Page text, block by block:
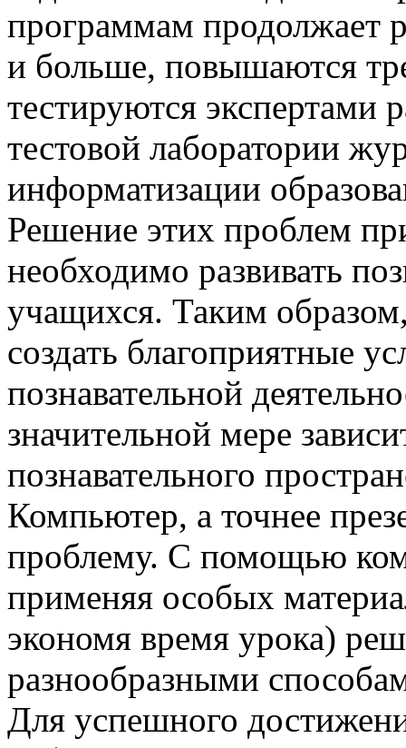
программам продолжает
и больше, повышаются
тестируются экспертами
тестовой лаборатории
информатизации
Решение этих проблем
необходимо развивать
учащихся. Таким
создать благоприятные
познавательной
значительной мере
познавательного
Компьютер, а точнее
проблему. С помощью
применяя особых
экономя время урока)
разнообразными
Для успешного